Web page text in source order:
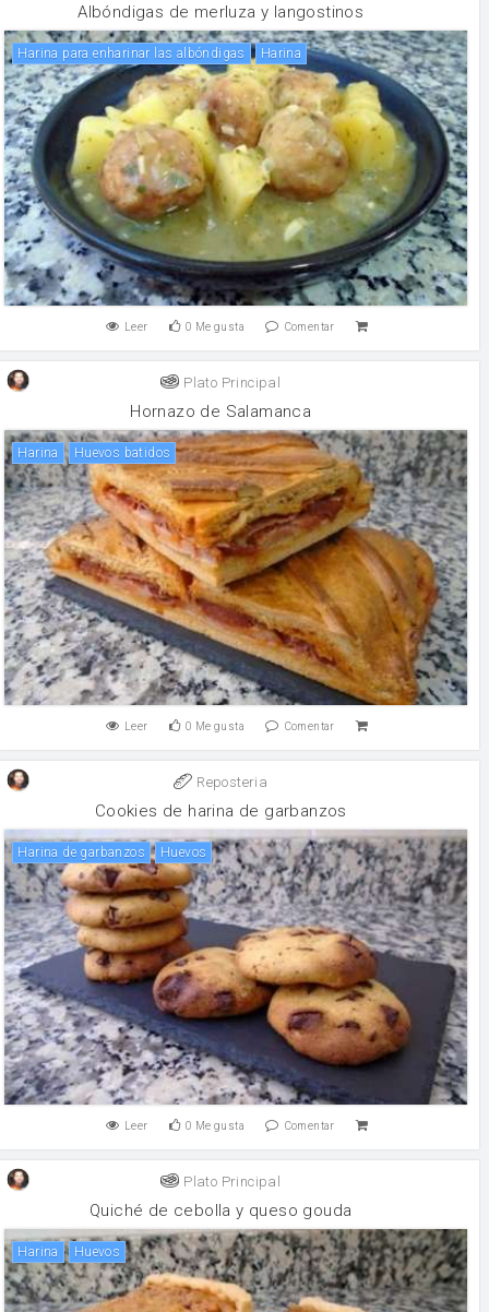
Albóndigas de merluza y langostinos
Harina para enharinar las albóndigas harina
Leer 0 Me gusta Comentar
Plato Principal
Hornazo de Salamanca
harina Huevos batidos
Leer 0 Me gusta Comentar
Reposteria
Cookies de harina de garbanzos
Harina de garbanzos huevos
Leer 0 Me gusta Comentar
Plato Principal
Quiché de cebolla y queso gouda
harina huevos